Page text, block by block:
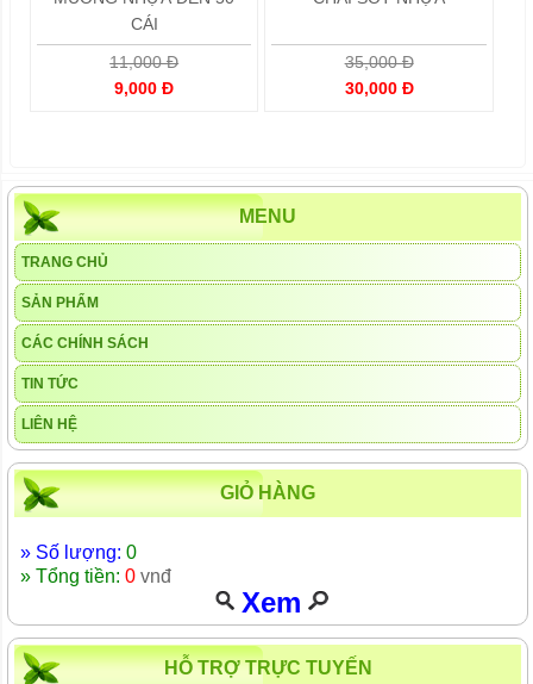
CÁI
11,000 Đ
9,000 Đ
35,000 Đ
30,000 Đ
MENU
TRANG CHỦ
SẢN PHẨM
CÁC CHÍNH SÁCH
TIN TỨC
LIÊN HỆ
GIỎ HÀNG
» Số lượng: 0
» Tổng tiền: 0 vnđ
Xem
HỖ TRỢ TRỰC TUYẾN